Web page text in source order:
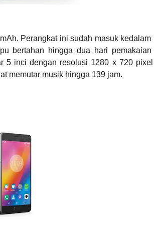
Perangkat ini sudah masuk
bertahan hingga dua hari
5 inci dengan resolusi 1280 x 720
memutar musik hingga 139 jam.